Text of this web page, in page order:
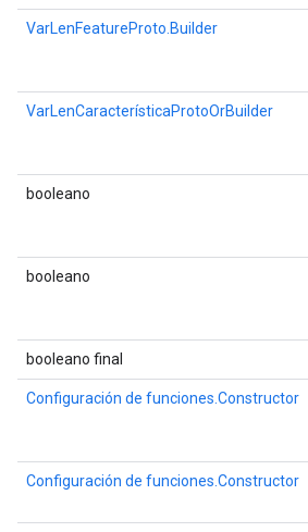
VarLenFeatureProto.Builder
VarLenCaracterísticaProtoOrBuilder
booleano
booleano
booleano final
Configuración de funciones.Constructor
Configuración de funciones.Constructor